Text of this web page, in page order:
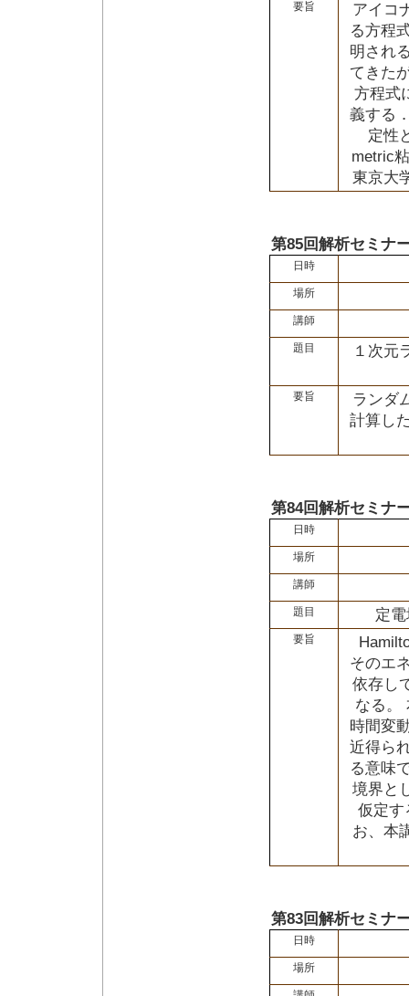
要旨
アイコ
る方程
明され
てきた
方程式
義する
定性
metric
東京大
第85回解析セミナ
日時
場所
講師
題目 １次元
要旨
ランダ
計算し
第84回解析セミナ
日時
場所
講師
題目 定
要旨
そのエ
依存し
なる。
時間変
近得ら
る意味
境界と
仮定す
お、本
第83回解析セミナ
日時
場所